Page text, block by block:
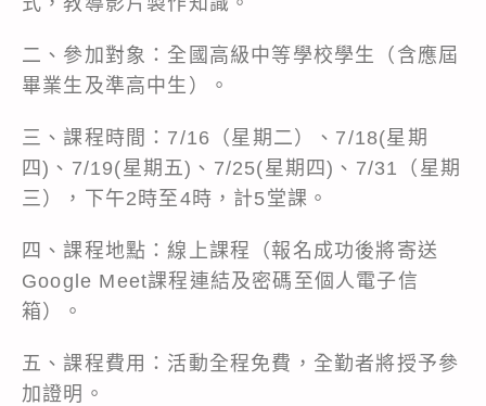
二、參加對象：全國高級中等學校學生（含應屆
畢業生及準高中生）。
三、課程時間：7/16（星期二）、7/18(星期
四)、7/19(星期五)、7/25(星期四)、7/31（星期
三），下午2時至4時，計5堂課。
四、課程地點：線上課程（報名成功後將寄送
Google Meet課程連結及密碼至個人電子信
箱）。
五、課程費用：活動全程免費，全勤者將授予參
加證明。